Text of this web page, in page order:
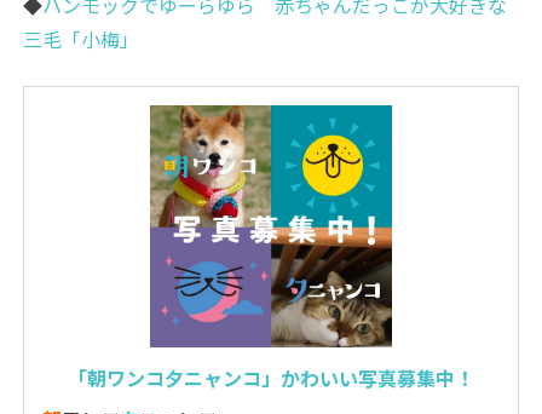
三毛「小梅」
「朝ワンコ夕ニャンコ」かわいい写真募集中！